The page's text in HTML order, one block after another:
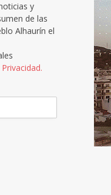
y
de las
Alhaurín el